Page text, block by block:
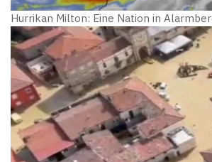
Hurrikan Milton: Eine Nation in